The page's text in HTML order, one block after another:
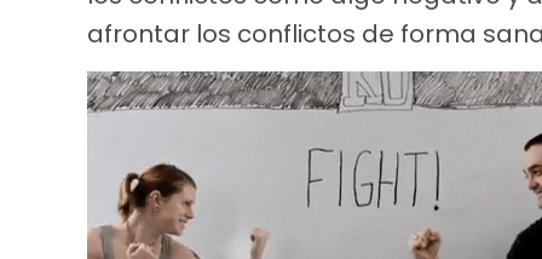
afrontar los conflictos de forma